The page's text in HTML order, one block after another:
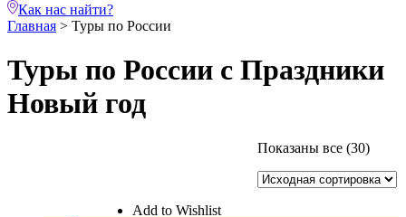
Как нас найти?
Главная > Туры по России
Туры по России с Праздники
Новый год
Показаны все (30)
Add to Wishlist